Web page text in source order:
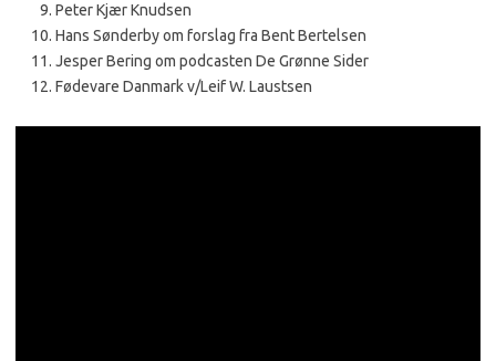
Peter Kjær Knudsen
Hans Sønderby om forslag fra Bent Bertelsen
Jesper Bering om podcasten De Grønne Sider
Fødevare Danmark v/Leif W. Laustsen